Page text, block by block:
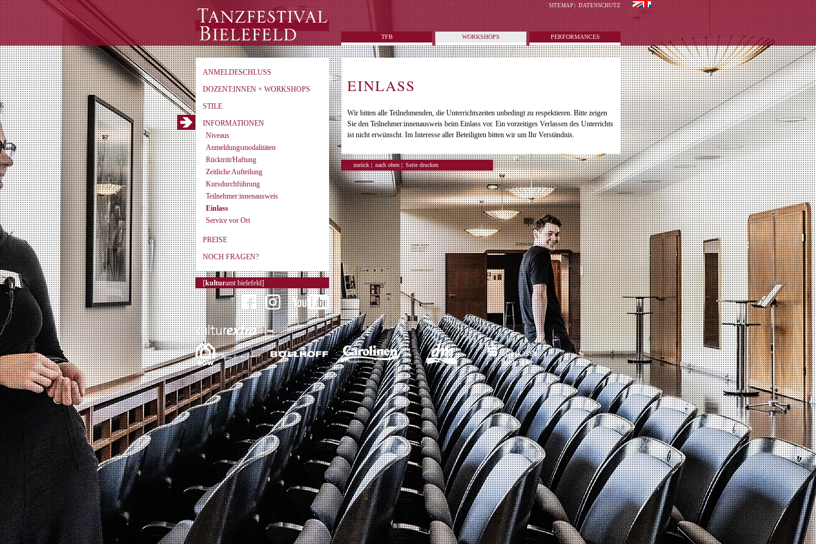
SITEMAP| DATENSCHUTZ
TFB WORKSHOPS PERFORMANCES
ANMELDESCHLUSS
DOZENT:INNEN + WORKSHOPS
STILE
INFORMATIONEN
Niveaus
Anmeldungsmodalitäten
Rücktritt/Haftung
Zeitliche Aufteilung
Kursdurchführung
Teilnehmer:innenausweis
Einlass
Service vor Ort
PREISE
NOCH FRAGEN?
[kulturamt bielefeld]
EINLASS
Wir bitten alle Teilnehmenden, die Unterrichtszeiten unbedingt zu respektieren. Bitte zeigen
Sie den Teilnehmer:innenausweis beim Einlass vor. Ein vorzeitiges Verlassen des Unterrichts
ist nicht erwünscht. Im Interesse aller Beteiligten bitten wir um Ihr Verständnis.
zurück | nach oben | Seite drucken